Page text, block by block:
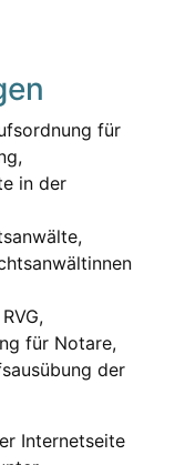
für
in der
für Notare,
der
Internetseite